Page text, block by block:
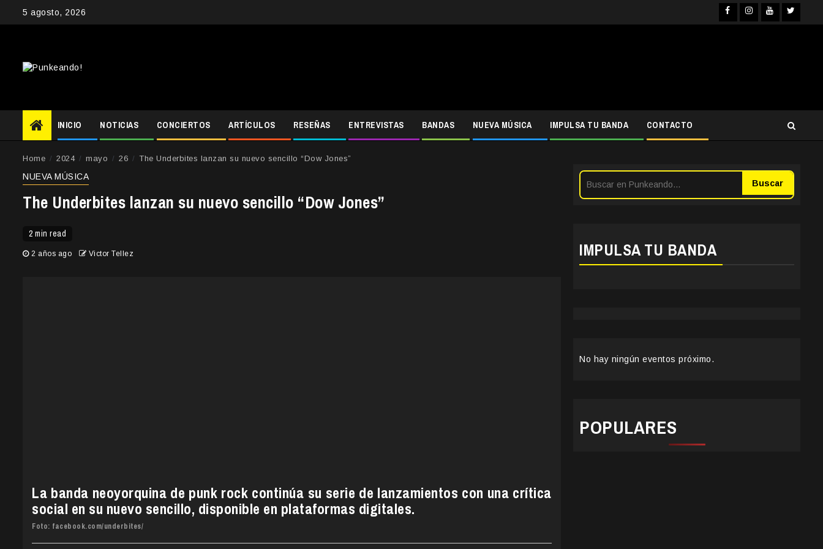
5 agosto, 2026 Facebook
Instagram
YouTubeTwitter
INICIO NOTICIAS CONCIERTOS ARTÍCULOS RESEÑAS ENTREVISTAS BANDAS NUEVA MÚSICA IMPULSA TU BANDA CONTACTO
Home 2024 mayo 26 The Underbites lanzan su nuevo sencillo “Dow Jones”
NUEVA MÚSICA
The Underbites lanzan su nuevo sencillo “Dow Jones”
2 min read
2 años ago Victor Tellez
La banda neoyorquina de punk rock continúa su serie de lanzamientos con una crítica
social en su nuevo sencillo, disponible en plataformas digitales.
Foto: facebook.com/underbites/
Buscar
IMPULSA TU BANDA
No hay ningún eventos próximo.
POPULARES